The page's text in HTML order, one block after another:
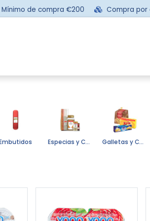
Mínimo de compra €200 Compra por
Especias y Condimentos Galletas y Confituras